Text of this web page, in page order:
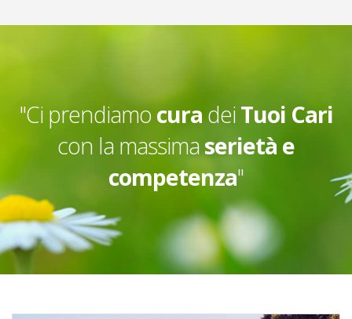
"Ci prendiamo curadeiTuoi Cari
con la massimaserietà e
competenza"